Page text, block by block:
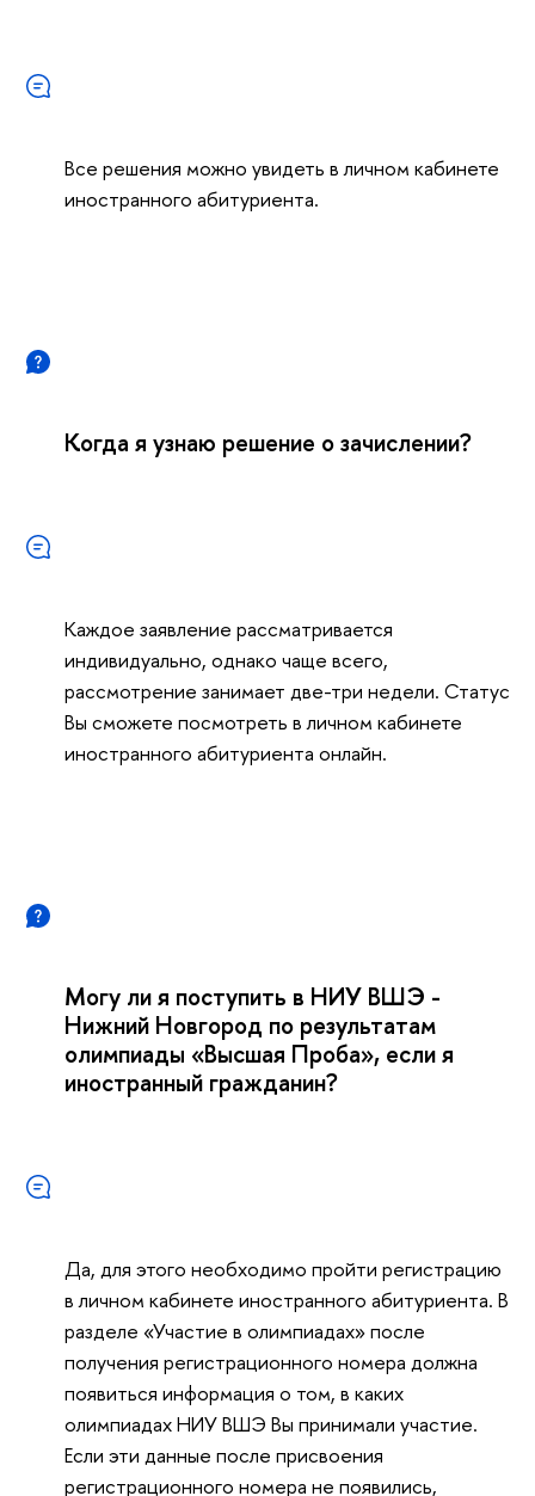
Все решения можно увидеть в личном кабинете
иностранного абитуриента.
Когда я узнаю решение о зачислении?
Каждое заявление рассматривается
индивидуально, однако чаще всего,
рассмотрение занимает две-три недели. Статус
Вы сможете посмотреть в личном кабинете
иностранного абитуриента онлайн.
Могу ли я поступить в НИУ ВШЭ -
Нижний Новгород по результатам
олимпиады «Высшая Проба», если я
иностранный гражданин?
Да, для этого необходимо пройти регистрацию
в личном кабинете иностранного абитуриента. В
разделе «Участие в олимпиадах» после
получения регистрационного номера должна
появиться информация о том, в каких
олимпиадах НИУ ВШЭ Вы принимали участие.
Если эти данные после присвоения
регистрационного номера не появились,